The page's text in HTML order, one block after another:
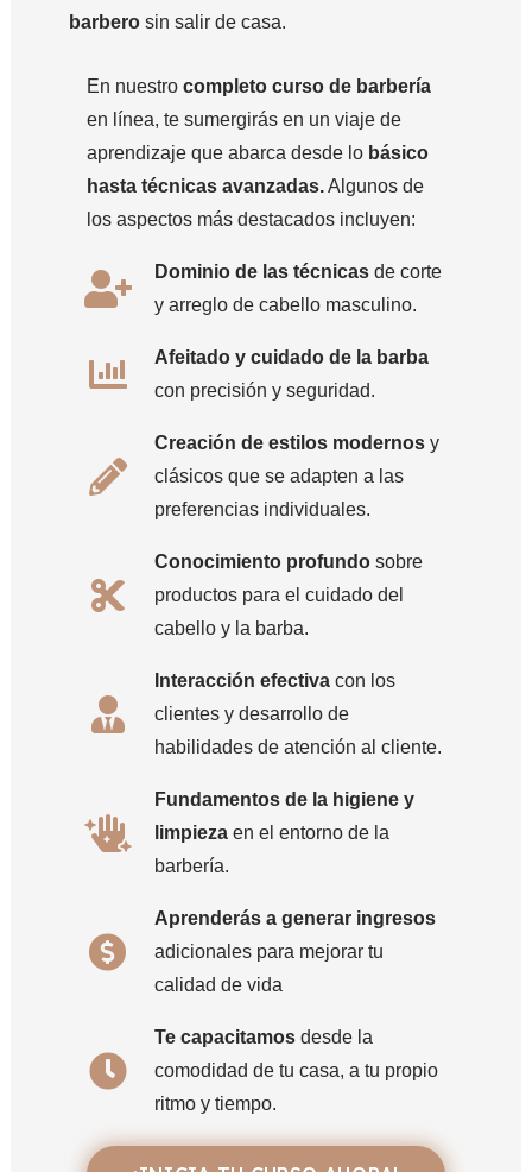
barbero sin salir de casa.
En nuestro completo curso de barbería
en línea, te sumergirás en un viaje de
aprendizaje que abarca desde lo básico
hasta técnicas avanzadas.Algunos de
los aspectos más destacados incluyen:
Dominio de las técnicasde corte
y arreglo de cabello masculino.
Afeitado y cuidado de la barba
con precisión y seguridad.
Creación de estilos modernosy
clásicos que se adapten a las
preferencias individuales.
Conocimiento profundosobre
productos para el cuidado del
cabello y la barba.
Interacción efectivacon los
clientes y desarrollo de
habilidades de atención al cliente.
Fundamentos de la higiene y
limpiezaen el entorno de la
barbería.
Aprenderás a generar ingresos
adicionales para mejorar tu
calidad de vida
Te capacitamosdesde la
comodidad de tu casa, a tu propio
ritmo y tiempo.